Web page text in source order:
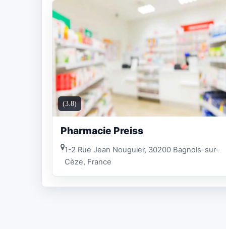
(3.8)
Pharmacie Preiss
1-2 Rue Jean Nouguier, 30200 Bagnols-sur-
Cèze, France